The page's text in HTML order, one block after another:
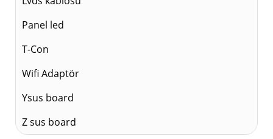
Panel led
T-Con
Wifi Adaptör
Ysus board
Z sus board